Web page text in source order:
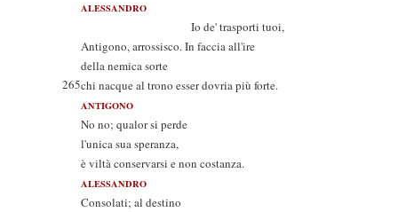
ALESSANDRO
Io de' trasporti tuoi,
Antigono, arrossisco. In faccia all'ire
della nemica sorte
265chi nacque al trono esser dovria più forte.
ANTIGONO
No no; qualor si perde
l'unica sua speranza,
è viltà conservarsi e non costanza.
ALESSANDRO
Consolati; al destino